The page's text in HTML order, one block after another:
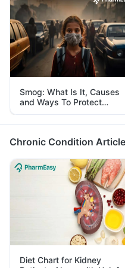
Smog: What Is It, Causes
and Ways To Protect
Yourself From It
Chronic Condition
Diet Chart for Kidney